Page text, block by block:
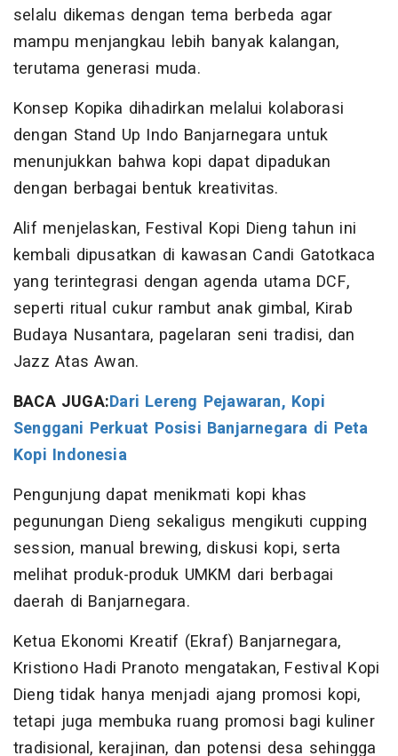
selalu dikemas dengan tema berbeda agar
mampu menjangkau lebih banyak kalangan,
terutama generasi muda.
Konsep Kopika dihadirkan melalui kolaborasi
dengan Stand Up Indo Banjarnegara untuk
menunjukkan bahwa kopi dapat dipadukan
dengan berbagai bentuk kreativitas.
Alif menjelaskan, Festival Kopi Dieng tahun ini
kembali dipusatkan di kawasan Candi Gatotkaca
yang terintegrasi dengan agenda utama DCF,
seperti ritual cukur rambut anak gimbal, Kirab
Budaya Nusantara, pagelaran seni tradisi, dan
Jazz Atas Awan.
BACA JUGA:Dari Lereng Pejawaran, Kopi
Senggani Perkuat Posisi Banjarnegara di Peta
Kopi Indonesia
Pengunjung dapat menikmati kopi khas
pegunungan Dieng sekaligus mengikuti cupping
session, manual brewing, diskusi kopi, serta
melihat produk-produk UMKM dari berbagai
daerah di Banjarnegara.
Ketua Ekonomi Kreatif (Ekraf) Banjarnegara,
Kristiono Hadi Pranoto mengatakan, Festival Kopi
Dieng tidak hanya menjadi ajang promosi kopi,
tetapi juga membuka ruang promosi bagi kuliner
tradisional, kerajinan, dan potensi desa sehingga